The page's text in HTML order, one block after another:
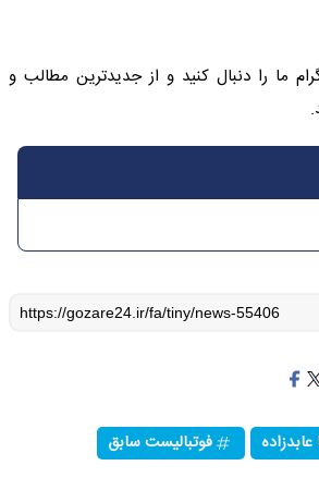
ما را دنبال کنید و از جدیدترین مطالب و
فوتبالیست سابق